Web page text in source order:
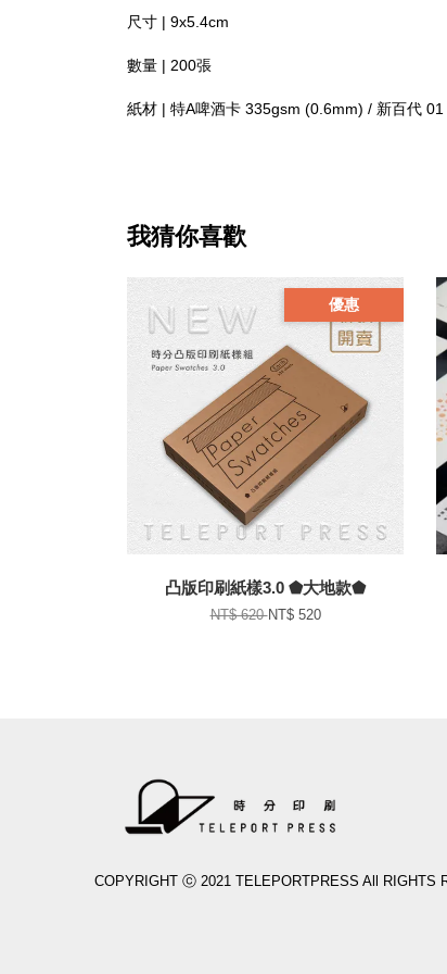
尺寸 | 9x5.4cm
數量 | 200張
紙材 | 特A啤酒卡 335gsm (0.6mm) / 新百代
我猜你喜歡
優惠
凸版印刷紙樣3.0 ⬟大地款⬟
NT$ 620NT$ 520
COPYRIGHT ⓒ 2021 TELEPORTPRESS All RIGHTS